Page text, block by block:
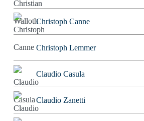
Christoph Canne
Christoph Lemmer
Claudio Casula
Claudio Zanetti